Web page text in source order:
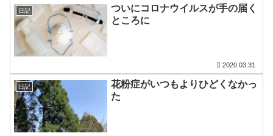
日記
ついにコロナウイルスが手の届く
ところに
2020.03.31
日記
花粉症がいつもよりひどくなかっ
た